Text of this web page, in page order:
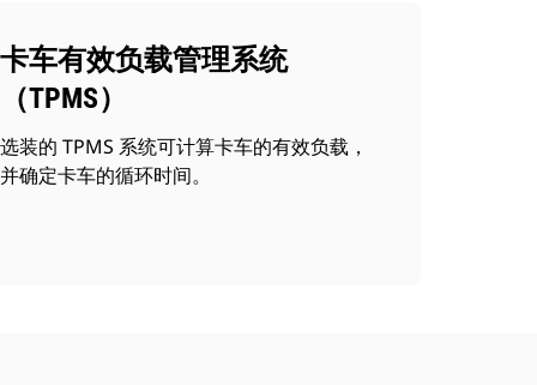
卡车有效负载管理系统
（TPMS）
选装的 TPMS 系统可计算卡车的有效负载，
并确定卡车的循环时间。